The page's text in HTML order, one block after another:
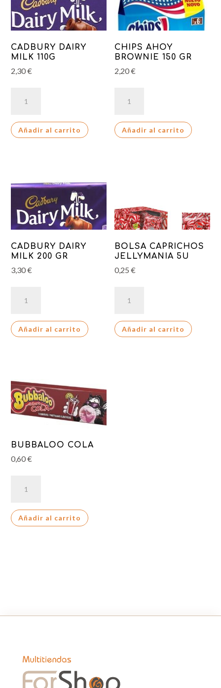
CADBURY DAIRY
MILK 110G
2,30€
DAIRY
110G
Añadir al carrito
CHIPS AHOY
BROWNIE 150 GR
2,20€
AHOY
150Añadir al carrito
CADBURY DAIRY
MILK 200 GR
3,30€
DAIRY
200Añadir al carrito
BOLSA CAPRICHOS
JELLYMANIA 5U
0,25€
CAPRICHOS
5UAñadir al carrito
BUBBALOO COLA
0,60€
COLA
Añadir al carrito